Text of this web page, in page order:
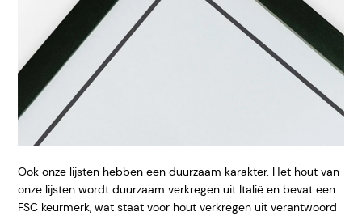
Ook onze lijsten hebben een duurzaam karakter. Het hout van
onze lijsten wordt duurzaam verkregen uit Italië en bevat een
FSC keurmerk, wat staat voor hout verkregen uit verantwoord